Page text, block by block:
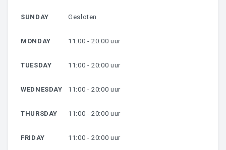
SUNDAY Gesloten
MONDAY 11:00 - 20:00 uur
TUESDAY 11:00 - 20:00 uur
WEDNESDAY 11:00 - 20:00 uur
THURSDAY 11:00 - 20:00 uur
FRIDAY 11:00 - 20:00 uur